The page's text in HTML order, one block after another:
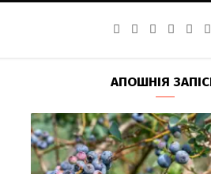
b
o
k
a
g
a
m
g
r
a
m
u
b
АПОШНІЯ